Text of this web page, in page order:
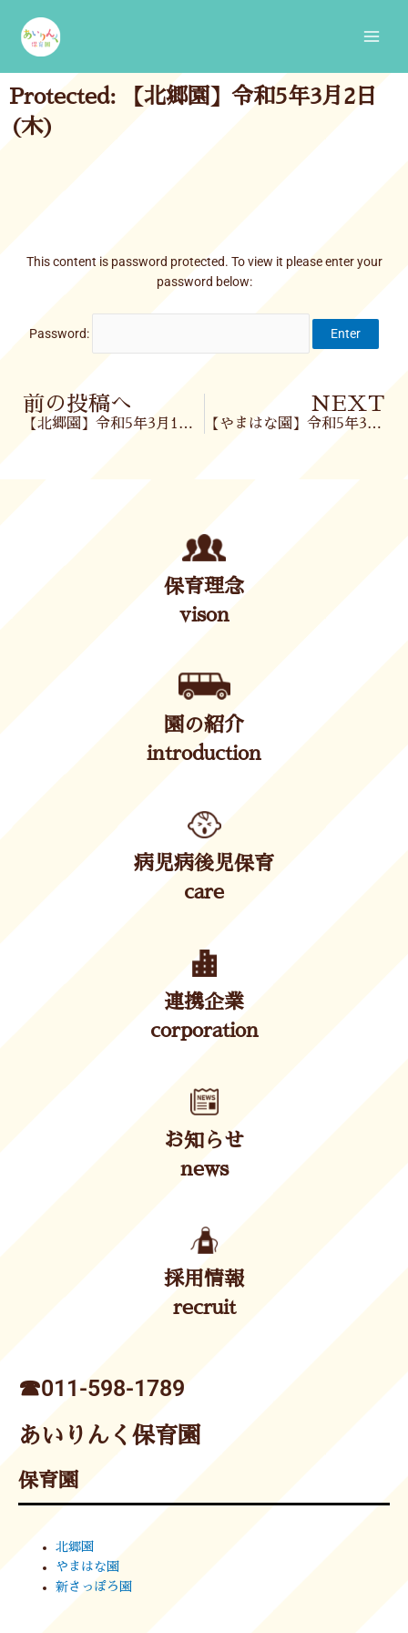
content
Protected: 【北郷園】令和5年3月2日
(木)
This content is password protected. To view it please enter your
password below:
Password:
Prev
前の投稿へ
【北郷園】令和5年3月1日(水)
NEXT
【やまはな園】令和5年3月2日(木)
保育理念
vison
園の紹介
introduction
病児病後児保育
care
連携企業
corporation
お知らせ
news
採用情報
recruit
☎︎011-598-1789
あいりんく保育園
保育園
北郷園
やまはな園
新さっぽろ園